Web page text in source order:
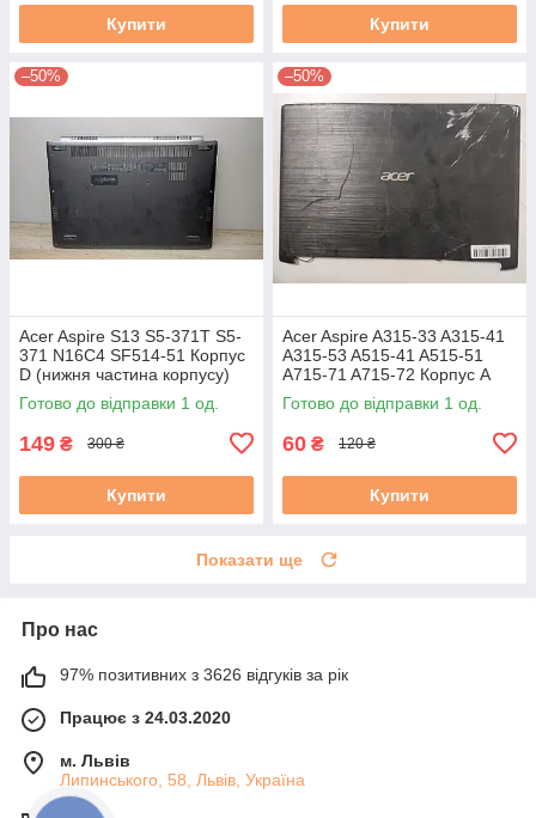
Купити Купити
–50%
Acer Aspire S13 S5-371T S5-
371 N16C4 SF514-51 Корпус
D (нижня частина корпусу)
AM1JL000J00 AM1JL000600
бу #
Готово до відправки 1 од.
149 ₴ 300 ₴
Купити
–50%
Acer Aspire A315-33 A315-41
A315-53 A515-41 A515-51
A715-71 A715-72 Корпус A
(кришка матриці)
(AP28Z000100) бу
Готово до відправки 1 од.
60 ₴ 120 ₴
Купити
Показати ще
Про нас
97% позитивних з 3626 відгуків за рік
Працює з 24.03.2020
м. Львів
Липинського, 58, Львів, Україна